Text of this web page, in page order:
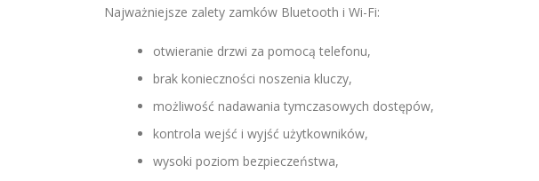
Najważniejsze zalety zamków Bluetooth i Wi-Fi:
otwieranie drzwi za pomocą telefonu,
brak konieczności noszenia kluczy,
możliwość nadawania tymczasowych dostępów,
kontrola wejść i wyjść użytkowników,
wysoki poziom bezpieczeństwa,